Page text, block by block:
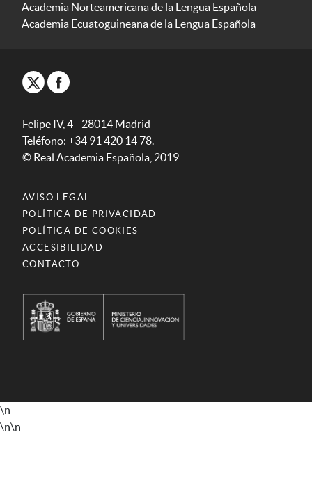
Academia Norteamericana de la Lengua Española
Academia Ecuatoguineana de la Lengua Española
Felipe IV, 4 - 28014 Madrid -
Teléfono: +34 91 420 14 78.
© Real Academia Española, 2019
AVISO LEGAL
POLÍTICA DE PRIVACIDAD
POLÍTICA DE COOKIES
ACCESIBILIDAD
CONTACTO
\n
\n\n